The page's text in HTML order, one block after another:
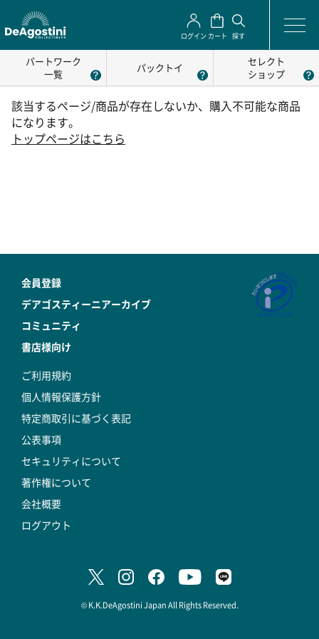
ログイン カート 探す
パートワーク
一覧
パックトイ
セレクト
ショップ
該当するページ/商品が存在しないか、購入不可能な商品
になります。
トップページはこちら
会員登録
デアゴスティーニアーカイブ
コミュニティ
書店様向け
ご利用規約
個人情報保護方針
特定商取引に基づく表記
公表事項
セキュリティについて
著作権について
会社概要
ログアウト
© K.K.DeAgostini Japan All Rights Reserved.